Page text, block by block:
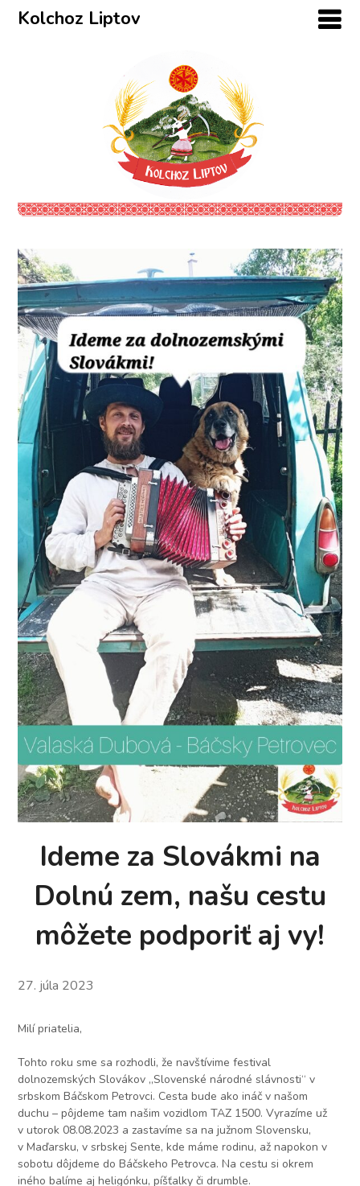
Kolchoz Liptov
Ideme za Slovákmi na
Dolnú zem, našu cestu
môžete podporiť aj vy!
27. júla 2023
Milí priatelia,
Tohto roku sme sa rozhodli, že navštívime festival
dolnozemských Slovákov „Slovenské národné slávnosti“ v
srbskom Báčskom Petrovci. Cesta bude ako ináč v našom
duchu – pôjdeme tam našim vozidlom TAZ 1500. Vyrazíme už
v utorok 08.08.2023 a zastavíme sa na južnom Slovensku,
v Maďarsku, v srbskej Sente, kde máme rodinu, až napokon v
sobotu dôjdeme do Báčskeho Petrovca. Na cestu si okrem
iného balíme aj heligónku, píšťalky či drumble.